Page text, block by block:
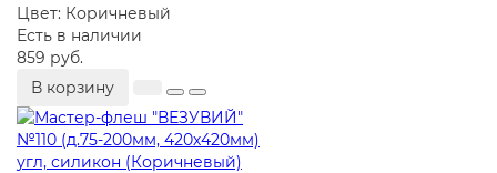
Цвет: Коричневый
Есть в наличии
859 руб.
В корзину